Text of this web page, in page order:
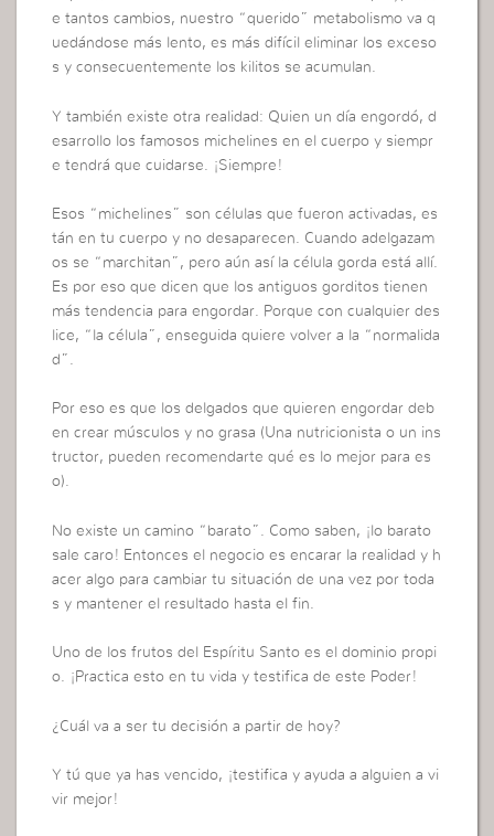
e tantos cambios, nuestro “querido” metabolismo va q
uedándose más lento, es más difícil eliminar los exceso
s y consecuentemente los kilitos se acumulan.
Y también existe otra realidad: Quien un día engordó, d
esarrollo los famosos michelines en el cuerpo y siempr
e tendrá que cuidarse. ¡Siempre!
Esos “michelines” son células que fueron activadas, es
tán en tu cuerpo y no desaparecen. Cuando adelgazam
os se “marchitan”, pero aún así la célula gorda está allí.
Es por eso que dicen que los antiguos gorditos tienen
más tendencia para engordar. Porque con cualquier des
lice, “la célula”, enseguida quiere volver a la “normalida
d”.
Por eso es que los delgados que quieren engordar deb
en crear músculos y no grasa (Una nutricionista o un ins
tructor, pueden recomendarte qué es lo mejor para es
o).
No existe un camino “barato”. Como saben, ¡lo barato
sale caro! Entonces el negocio es encarar la realidad y h
acer algo para cambiar tu situación de una vez por toda
s y mantener el resultado hasta el fin.
Uno de los frutos del Espíritu Santo es el dominio propi
o. ¡Practica esto en tu vida y testifica de este Poder!
¿Cuál va a ser tu decisión a partir de hoy?
Y tú que ya has vencido, ¡testifica y ayuda a alguien a vi
vir mejor!